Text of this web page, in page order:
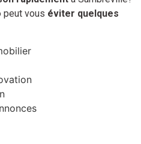
peut vous éviter quelques